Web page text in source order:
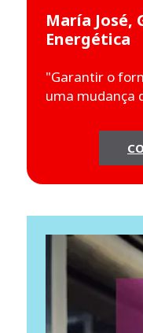
María José,
Energética
"Garantir o
uma mudança